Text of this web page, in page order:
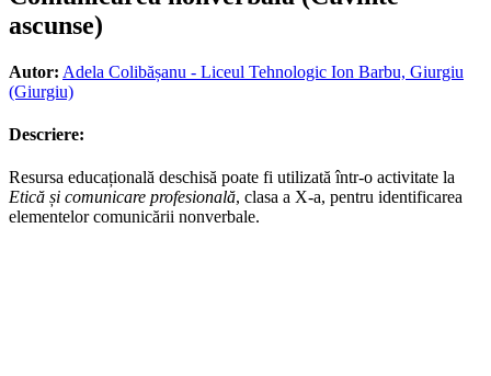
ascunse)
Autor: Adela Colibășanu - Liceul Tehnologic Ion Barbu, Giurgiu
(Giurgiu)
Descriere:
Resursa educațională deschisă poate fi utilizată într-o activitate la
Etică și comunicare profesională, clasa a X-a, pentru identificarea
elementelor comunicării nonverbale.